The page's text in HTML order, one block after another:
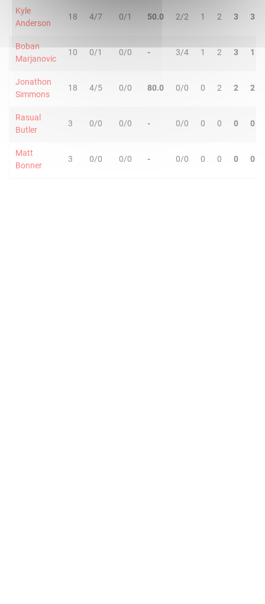
Kyle
Anderson
18 4/7 0/1 50.0 2/2 1 2 3 3
Boban
Marjanovic
10 0/1 0/0 - 3/4 1 2 3 1
Jonathon
Simmons
18 4/5 0/0 80.0 0/0 0 2 2 2
Rasual
Butler
3 0/0 0/0 - 0/0 0 0 0 0
Matt
Bonner
3 0/0 0/0 - 0/0 0 0 0 0